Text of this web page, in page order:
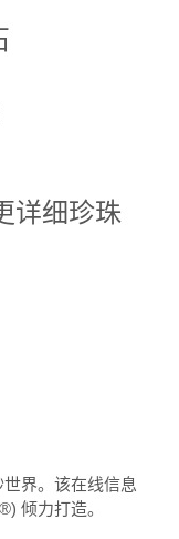
详细珍珠
界。该在线信息
倾力打造。